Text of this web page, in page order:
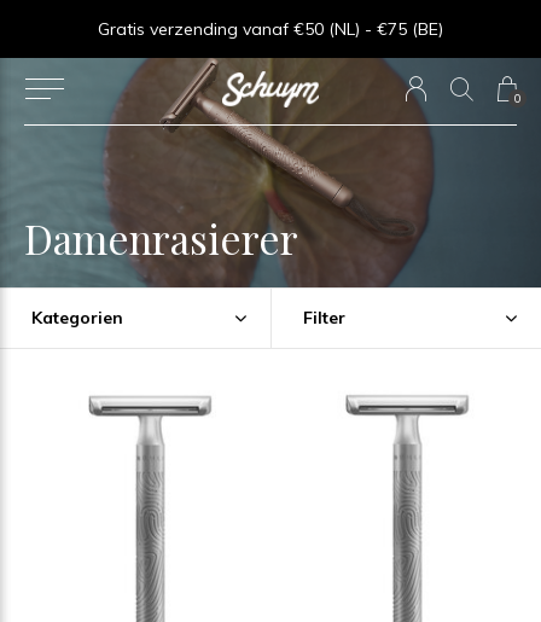
0
Gratis verzending vanaf €50 (NL) - €75 (BE)
Damenrasierer
Kategorien Filter